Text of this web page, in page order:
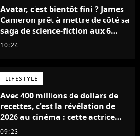
Avatar, c'est bientôt fini ? James
Cameron prêt à mettre de côté sa
saga de science-fiction aux 6
milliards de recettes
10:24
LIFESTYLE
Avec 400 millions de dollars de
recettes, c'est la révélation de
2026 au cinéma : cette actrice
adorée prête à remplacer
09:23